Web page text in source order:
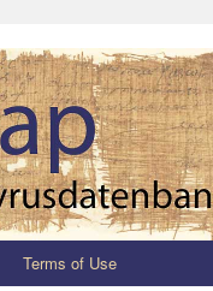
Terms of Use